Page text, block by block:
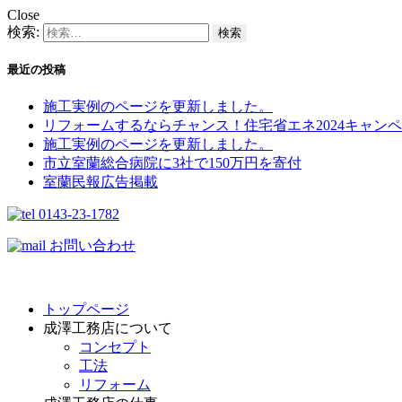
Close
検索:
最近の投稿
施工実例のページを更新しました。
リフォームするならチャンス！住宅省エネ2024キャン
施工実例のページを更新しました。
市立室蘭総合病院に3社で150万円を寄付
室蘭民報広告掲載
0143-23-1782
お問い合わせ
トップページ
成澤工務店について
コンセプト
工法
リフォーム